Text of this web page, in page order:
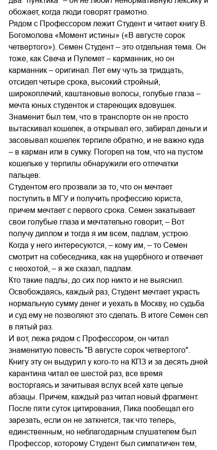
обожает, когда люди говорят грамотно.
Рядом с Профессором лежит Студент и читает книгу В.
Богомолова «Момент истины» («В августе сорок
четвертого»). Семен Студент – это отдельная тема. Он
тоже, как Свеча и Пулемет – карманник, но он
карманник – оригинал. Лет ему чуть за тридцать,
отсидел четыре срока, высокий стройный,
широкоплечий, каштановые волосы, голубые глаза –
мечта юных студенток и стареющих вдовушек.
Знаменит был тем, что в транспорте он не просто
вытаскивал кошелек, а открывал его, забирал деньги и
засовывал кошелек терпиле обратно, и не важно куда
– в карман или в сумку. Погорел на том, что на пустом
кошельке у терпилы обнаружили его отпечатки
пальцев.
Студентом его прозвали за то, что он мечтает
поступить в МГУ и получить профессию юриста,
причем мечтает с первого срока. Семен закатывает
свои голубые глаза и мечтательно говорит, – Вот
получу диплом и тогда я им всем, падлам, устрою.
Когда у него интересуются, – кому им, – то Семен
смотрит на собеседника, как на ущербного и отвечает
с неохотой, – я же сказал, падлам.
Кто такие падлы, до сих пор никто и не выяснил.
Освобождаясь, каждый раз, Студент мечтает украсть
нормальную сумму денег и уехать в Москву, но судьба
и суд ему не позволяют это сделать. В итоге Семен сел
в пятый раз.
И вот, лежа рядом с Профессором, он читал
знаменитую повесть "В августе сорок четвертого".
Книгу эту он выдурил у кого-то на КПЗ и за десять дней
карантина читал ее шестой раз, все время
восторгаясь и зачитывая вслух всей хате целые
абзацы. Причем, каждый раз читал новый фрагмент.
После пяти суток цитирования, Пика пообещал его
зарезать, если он не заткнется, так что теперь,
единственным, но неблагодарным слушателем был
Профессор, которому Студент был симпатичен тем,